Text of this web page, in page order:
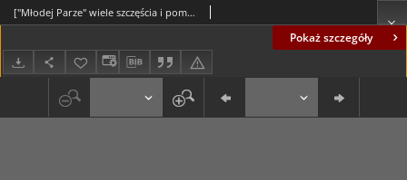
Pokaż szczegóły
["Młodej Parze" wiele szczęścia i pomyślności.]